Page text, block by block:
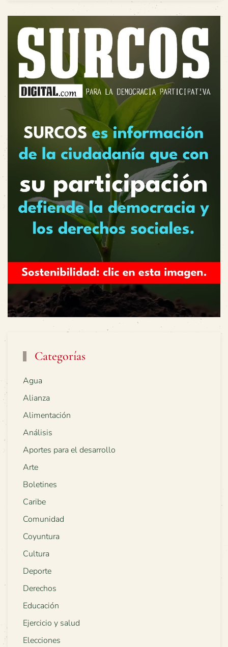
Categorías
Agua
Alianza
Alimentación
Análisis
Aportes para el desarrollo
Arte
Boletines
Caribe
Comunidad
Coyuntura
Cultura
Deporte
Derechos
Educación
Ejercicio y salud
Elecciones